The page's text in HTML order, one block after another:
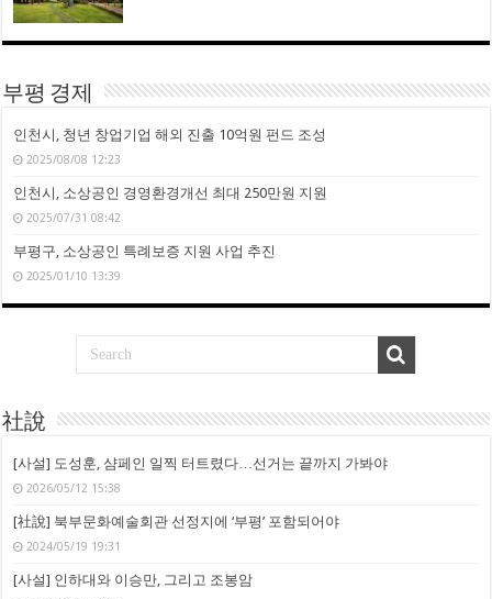
부평 경제
인천시, 청년 창업기업 해외 진출 10억원 펀드 조성
2025/08/08 12:23
인천시, 소상공인 경영환경개선 최대 250만원 지원
2025/07/31 08:42
부평구, 소상공인 특례보증 지원 사업 추진
2025/01/10 13:39
社說
[사설] 도성훈, 샴페인 일찍 터트렸다…선거는 끝까지 가봐야
2026/05/12 15:38
[社說] 북부문화예술회관 선정지에 ‘부평’ 포함되어야
2024/05/19 19:31
[사설] 인하대와 이승만, 그리고 조봉암